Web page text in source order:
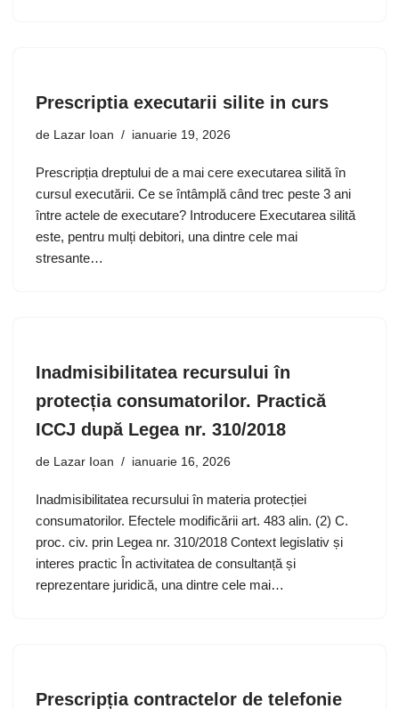
Prescriptia executarii silite in curs
de Lazar Ioan ianuarie 19, 2026
Prescripția dreptului de a mai cere executarea silită în
cursul executării. Ce se întâmplă când trec peste 3 ani
între actele de executare? Introducere Executarea silită
este, pentru mulți debitori, una dintre cele mai
stresante…
Inadmisibilitatea recursului în
protecția consumatorilor. Practică
ICCJ după Legea nr. 310/2018
de Lazar Ioan ianuarie 16, 2026
Inadmisibilitatea recursului în materia protecției
consumatorilor. Efectele modificării art. 483 alin. (2) C.
proc. civ. prin Legea nr. 310/2018 Context legislativ și
interes practic În activitatea de consultanță și
reprezentare juridică, una dintre cele mai…
Prescripția contractelor de telefonie